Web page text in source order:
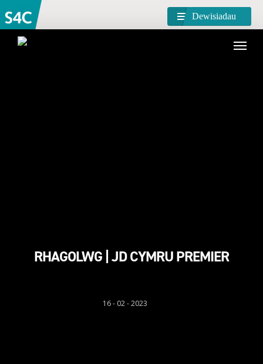
Dewisiadau
RHAGOLWG | JD CYMRU PREMIER
16 - 02 - 2023